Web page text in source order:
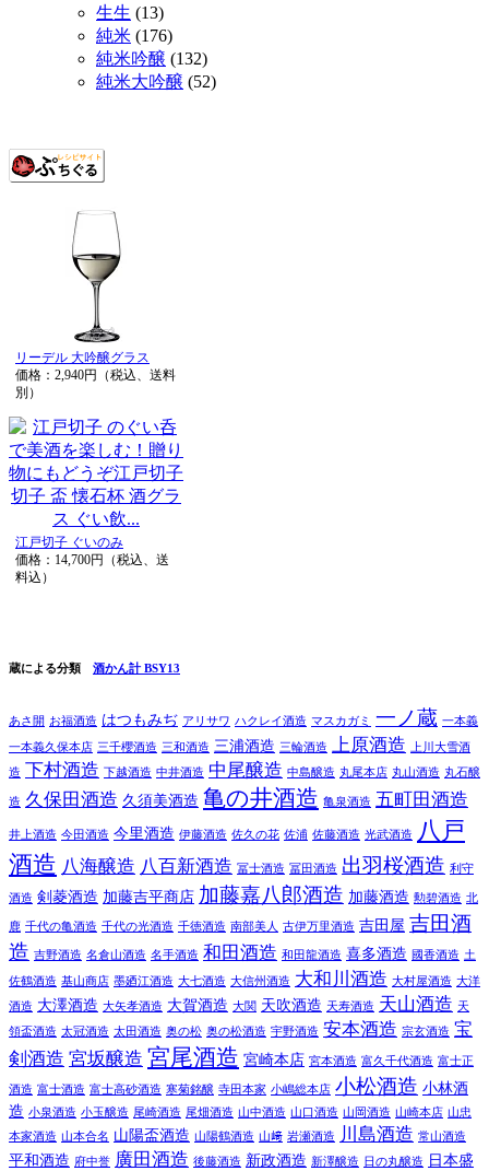
生生 (13)
純米 (176)
純米吟醸 (132)
純米大吟醸 (52)
リーデル 大吟醸グラス
価格：2,940円（税込、送料
別）
江戸切子 ぐいのみ
価格：14,700円（税込、送
料込）
蔵による分類 酒かん計 BSY13
あさ開 お福酒造 はつもみぢ アリサワ ハクレイ酒造 マスカガミ 一ノ蔵 一本義
一本義久保本店 三千櫻酒造 三和酒造 三浦酒造 三輪酒造 上原酒造 上川大雪酒
造 下村酒造 下越酒造 中井酒造 中尾醸造 中島醸造 丸尾本店 丸山酒造 丸石醸
造 久保田酒造 久須美酒造 亀の井酒造 亀泉酒造 五町田酒造
井上酒造 今田酒造 今里酒造 伊藤酒造 佐久の花 佐浦 佐藤酒造 光武酒造
八戸
酒造 八海醸造 八百新酒造 冨士酒造 冨田酒造 出羽桜酒造 利守
酒造 剣菱酒造 加藤吉平商店 加藤嘉八郎酒造 加藤酒造 勲碧酒造 北
鹿 千代の亀酒造 千代の光酒造 千徳酒造 南部美人 古伊万里酒造 吉田屋 吉田酒
造 吉野酒造 名倉山酒造 名手酒造 和田酒造 和田龍酒造 喜多酒造 國香酒造 土
佐鶴酒造 基山商店 墨廼江酒造 大七酒造 大信州酒造 大和川酒造 大村屋酒造 大洋
酒造 大澤酒造 大矢孝酒造 大賀酒造 大関 天吹酒造 天寿酒造 天山酒造 天
領盃酒造 太冠酒造 太田酒造 奥の松 奥の松酒造 宇野酒造 安本酒造 宗玄酒造 宝
剣酒造 宮坂醸造 宮尾酒造 宮崎本店 宮本酒造 富久千代酒造 富士正
酒造 富士酒造 富士高砂酒造 寒菊銘醸 寺田本家 小嶋総本店 小松酒造 小林酒
造 小泉酒造 小玉醸造 尾崎酒造 尾畑酒造 山中酒造 山口酒造 山岡酒造 山崎本店 山忠
本家酒造 山本合名 山陽盃酒造 山陽鶴酒造 山﨑 岩瀬酒造 川島酒造 常山酒造
平和酒造 府中誉 廣田酒造 後藤酒造 新政酒造 新澤醸造 日の丸醸造
日本盛